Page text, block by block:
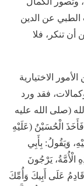
الطبي عن الدين
أن تنكر، فلا
الاختيارية
فقد ورد
(صلى الله عليه
الْحُسَيْنُ (عَلَيْهِ
وَيَقُولُ: بِأَبِي
الْأُمَّةُ، يَرْجُونَ
عَلَى أَبِيكَ وَأُمِّكَ